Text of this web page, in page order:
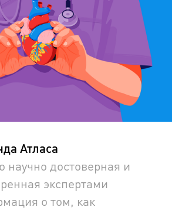
Атласа
научно достоверная и
экспертами
о том, как